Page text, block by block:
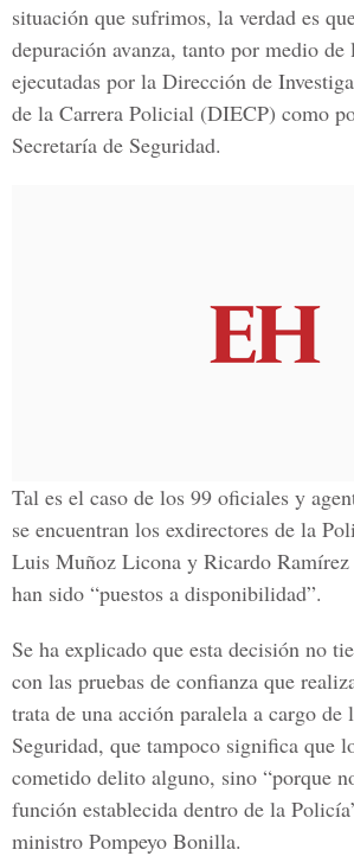
situación que sufrimos, la verdad es
depuración avanza, tanto por medio de
ejecutadas por la Dirección de
de la Carrera Policial (DIECP) como
Secretaría de Seguridad.
Tal es el caso de los 99 oficiales y
se encuentran los exdirectores de la
Luis Muñoz Licona y Ricardo
han sido “puestos a disponibilidad”.
Se ha explicado que esta decisión no
con las pruebas de confianza que
trata de una acción paralela a cargo de
Seguridad, que tampoco significa que
cometido delito alguno, sino “porque
función establecida dentro de la
ministro Pompeyo Bonilla.